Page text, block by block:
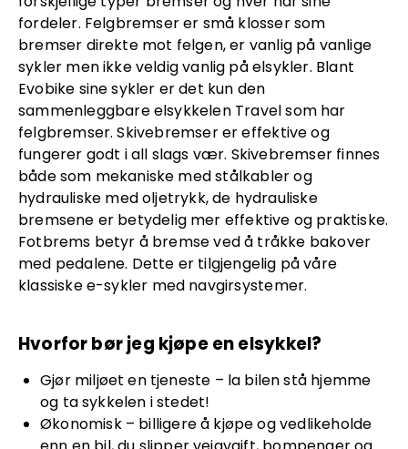
fordeler. Felgbremser er små klosser som
bremser direkte mot felgen, er vanlig på vanlige
sykler men ikke veldig vanlig på elsykler. Blant
Evobike sine sykler er det kun den
sammenleggbare elsykkelen Travel som har
felgbremser. Skivebremser er effektive og
fungerer godt i all slags vær. Skivebremser finnes
både som mekaniske med stålkabler og
hydrauliske med oljetrykk, de hydrauliske
bremsene er betydelig mer effektive og praktiske.
Fotbrems betyr å bremse ved å tråkke bakover
med pedalene. Dette er tilgjengelig på våre
klassiske e-sykler med navgirsystemer.
Hvorfor bør jeg kjøpe en elsykkel?
Gjør miljøet en tjeneste – la bilen stå hjemme
og ta sykkelen i stedet!
Økonomisk – billigere å kjøpe og vedlikeholde